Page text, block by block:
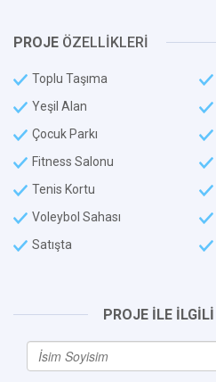
PROJE ÖZELLİKLERİ
Toplu Taşıma
Yeşil Alan
Çocuk Parkı
Fitness Salonu
Tenis Kortu
Voleybol Sahası
Satışta
PROJE İLE